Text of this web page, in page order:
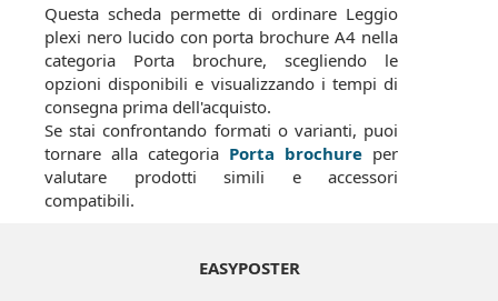
Questa scheda permette di ordinare Leggio
plexi nero lucido con porta brochure A4 nella
categoria Porta brochure, scegliendo le
opzioni disponibili e visualizzando i tempi di
consegna prima dell'acquisto.
Se stai confrontando formati o varianti, puoi
tornare alla categoria Porta brochure per
valutare prodotti simili e accessori
compatibili.
EASYPOSTER